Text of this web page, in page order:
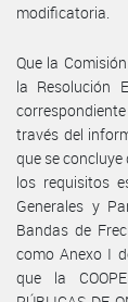
modificatoria.
Que la
la Resolución
través del
que se
los requisitos
Generales y
Bandas de
como Anexo I
que la